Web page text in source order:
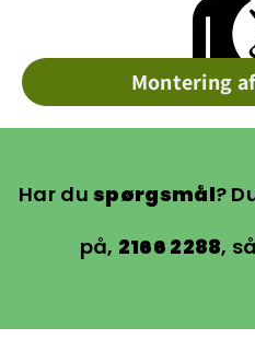
Montering
Har duspørgsmål?
på, 2166 2288,